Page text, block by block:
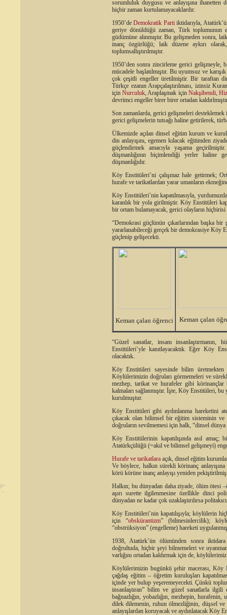
sorumluluk duygusu ve anlayışına ihanetten
hiçbir zaman kurtulamayacaklardır.
1950’deDemokratik Partiiktidarıyla,
geriye dönüldüğü zaman, Türk toplumunun
güdümüne alınmıştır. Bu gelişmeden sonra,
inanç özgürlüğü; laik düzene aykırı
toplumsallıştırılmıştır.
1950’den sonra zincirleme gerici
mücadele başlatılmıştır. Bu uyumsuz ve
çok çeşitli engeller üretilmiştir. Bir taraftan
Türkçe ezanın Arapçalaştırılması, izinsiz
içinNurculuk , Araplaşmak için Nakşibendi,
devrimci engeller birer birer ortadan
Son zamanlarda, gerici gelişmeleri desteklemek
gerici gelişmelerin tutsağı haline getirilerek,
Ülkemizde açılan dinsel eğitim kurum ve
din anlayışını, egemen kılacak eğitimden
güçlendirmek amacıyla yaşama
düşmanlığının biçimlendiği yerler haline
düşmanlığıdır.
Köy Enstitüleri’ni çalışmaz hale getirmek;
hurafe ve tarikatlardan yarar umanların
Köy Enstitüleri’nin kapatılmasıyla,
karanlık bir yola girilmiştir. Köy Enstitüleri
bir ortam bulamayacak, gerici olayların hiçbirisi
“Demokrasi güçlünün çıkarlarından başka
yararlanabileceği gerçek bir demokrasiye Köy
güçlenip gelişecekti.
Keman çalan öğrenci Keman çalan
“Güzel sanatlar, insanı insanlaştırmanın,
Enstitüleri’yle kanıtlayacaktık. Eğer Köy
olacaktık.
Köy Enstitüleri sayesinde bilim
Köylülerimizin doğruları görmemeleri ve
mezhep, tarikat ve hurafeler gibi körinançlar
kalmaları sağlanmıştır. İşte, Köy Enstitüleri,
kurulmuştur.
Köy Enstitüleri gibi aydınlanma hareketini
çıkacak olan bilimsel bir eğitim sisteminin
doğruların sevilmemesi için halk, “dinsel
Köy Enstitülerinin kapatılışında asıl amaç;
Atatürkçülüğü (=akıl ve bilimsel gelişmeyi)
Hurafe vetarikatlara açık, dinsel eğitim
Ve böylece, halkın sürekli körinanç
körü körüne inanç anlayışı yeniden
Halkın; bu dünyadan daha ziyade, ölüm ötesi
aşırı surette ilgilenmesine özellikle dinci
dünyadan ne kadar çok uzaklaştırılırsa
Köy Enstitüleri’nin kapatılışıyla; köylülerin
için “obskürantizm” (bilmesinlercilik);
“obstrüksiyon” (engelleme) hareketi
1938, Atatürk’ün ölümünden sonra
doğrultuda, hiçbir şeyi bilmemeleri ve
varlığını ortadan kaldırmak için de,
Köylülerimizin bugünkü şehir macerası, Köy
çağdaş eğitim – öğretim kuruluşları
içinde yer bulup yeşeremeyecekti. Çünkü
insanlaştıran” bilim ve güzel sanatlarla ilgili
bağnazlığın, yobazlığın, mezhepin,
dilek dilemenin, ruhun ölmezliğinin, düşsel
anlayışlardan koruyacak ve aydınlatacak Köy